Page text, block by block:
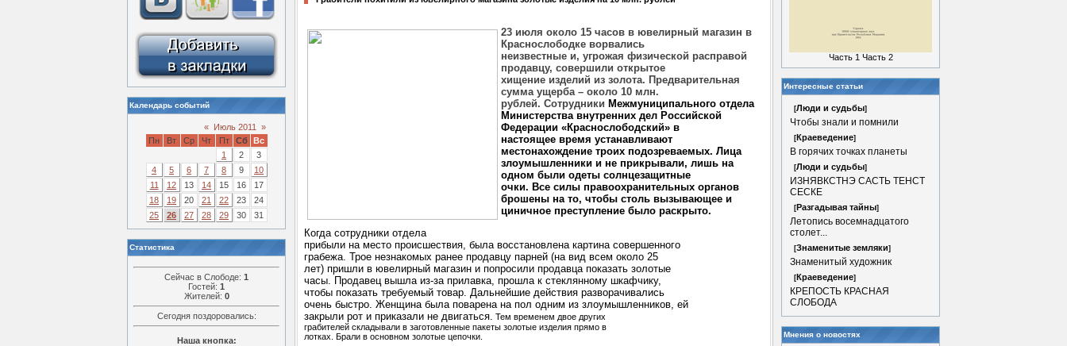
Календарь событий
« Июль 2011
»
Пн
Вт Ср Чт Пт Сб
Вс
1
2
3
4
5 6 7 8 9
10
11
12 13 14 15 16
17
18
19 20 21 22 23
24
25
26 27 28 29 30 31
Статистика
Сейчас в Слободе: 1
Гостей: 1
Жителей: 0
Сегодня поздоровались:
Наша кнопка:
23 июля около 15 часов в ювелирный магазин в
Краснослободке ворвались
неизвестные и, угрожая физической расправой
продавцу, совершили открытое
хищение изделий из золота. Предварительная
сумма ущерба – около 10 млн.
рублей. Сотрудники Межмуниципального отдела
Министерства внутренних дел Российской
Федерации «Краснослободский» в
настоящее время устанавливают
местонахождение троих подозреваемых. Лица
злоумышленники и не прикрывали, лишь на
одном были одеты солнцезащитные
очки. Все силы правоохранительных органов
брошены на то, чтобы столь вызывающее и
циничное преступление было раскрыто.
Когда сотрудники отдела
прибыли на место происшествия, была восстановлена картина совершенного
грабежа. Трое незнакомых ранее продавцу парней (на вид всем около 25
лет) пришли в ювелирный магазин и попросили продавца показать золотые
часы. Продавец вышла из-за прилавка, прошла к стеклянному шкафчику,
чтобы показать требуемый товар. Дальнейшие действия разворачивались
очень быстро. Женщина была поварена на пол одним из злоумышленников, ей
закрыли рот и приказали не двигаться. Тем временем двое других
грабителей складывали в заготовленные пакеты золотые изделия прямо в
лотках. Брали в основном золотые цепочки.
Часть 1 Часть 2
Интересные статьи
[Люди и судьбы]
Чтобы знали и помнили
[Краеведение]
В горячих точках планеты
[Люди и судьбы]
ИЗНЯВКСТНЭ САСТЬ ТЕНСТ
СЕСКЕ
[Разгадывая тайны]
Летопись восемнадцатого
столет...
[Знаменитые земляки]
Знаменитый художник
[Краеведение]
КРЕПОСТЬ КРАСНАЯ
СЛОБОДА
Мнения о новостях